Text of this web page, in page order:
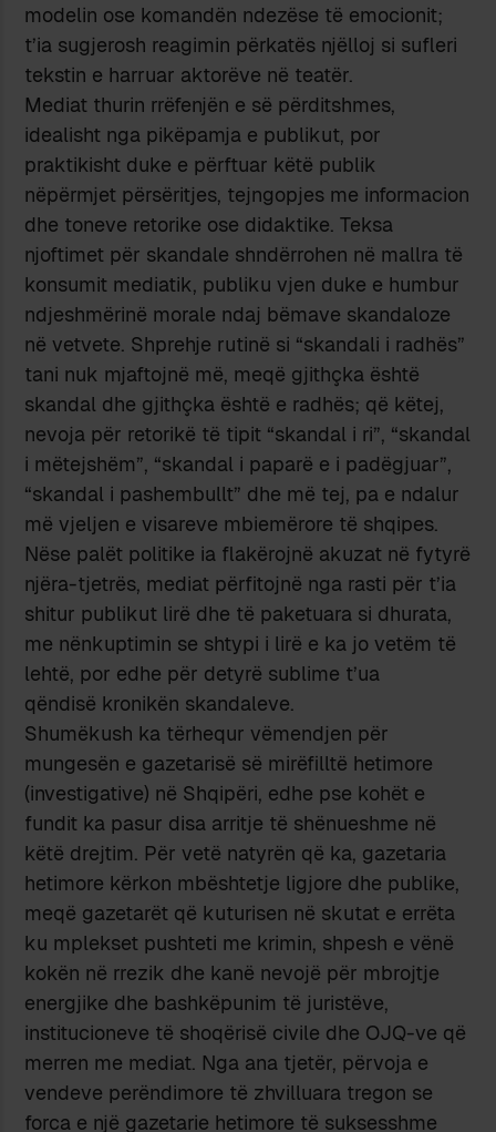
modelin ose komandën ndezëse të emocionit;
t’ia sugjerosh reagimin përkatës njëlloj si sufleri
tekstin e harruar aktorëve në teatër.
Mediat thurin rrëfenjën e së përditshmes,
idealisht nga pikëpamja e publikut, por
praktikisht duke e përftuar këtë publik
nëpërmjet përsëritjes, tejngopjes me informacion
dhe toneve retorike ose didaktike. Teksa
njoftimet për skandale shndërrohen në mallra të
konsumit mediatik, publiku vjen duke e humbur
ndjeshmërinë morale ndaj bëmave skandaloze
në vetvete. Shprehje rutinë si “skandali i radhës”
tani nuk mjaftojnë më, meqë gjithçka është
skandal dhe gjithçka është e radhës; që këtej,
nevoja për retorikë të tipit “skandal i ri”, “skandal
i mëtejshëm”, “skandal i paparë e i padëgjuar”,
“skandal i pashembullt” dhe më tej, pa e ndalur
më vjeljen e visareve mbiemërore të shqipes.
Nëse palët politike ia flakërojnë akuzat në fytyrë
njëra-tjetrës, mediat përfitojnë nga rasti për t’ia
shitur publikut lirë dhe të paketuara si dhurata,
me nënkuptimin se shtypi i lirë e ka jo vetëm të
lehtë, por edhe për detyrë sublime t’ua
qëndisë kronikën skandaleve.
Shumëkush ka tërhequr vëmendjen për
mungesën e gazetarisë së mirëfilltë hetimore
(investigative) në Shqipëri, edhe pse kohët e
fundit ka pasur disa arritje të shënueshme në
këtë drejtim. Për vetë natyrën që ka, gazetaria
hetimore kërkon mbështetje ligjore dhe publike,
meqë gazetarët që kuturisen në skutat e errëta
ku mplekset pushteti me krimin, shpesh e vënë
kokën në rrezik dhe kanë nevojë për mbrojtje
energjike dhe bashkëpunim të juristëve,
institucioneve të shoqërisë civile dhe OJQ-ve që
merren me mediat. Nga ana tjetër, përvoja e
vendeve perëndimore të zhvilluara tregon se
forca e një gazetarie hetimore të suksesshme